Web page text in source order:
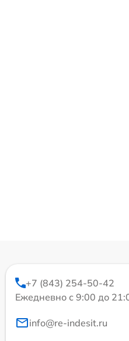
+7 (843) 254-50-42
Ежедневно с 9:00 до
info@re-indesit.ru